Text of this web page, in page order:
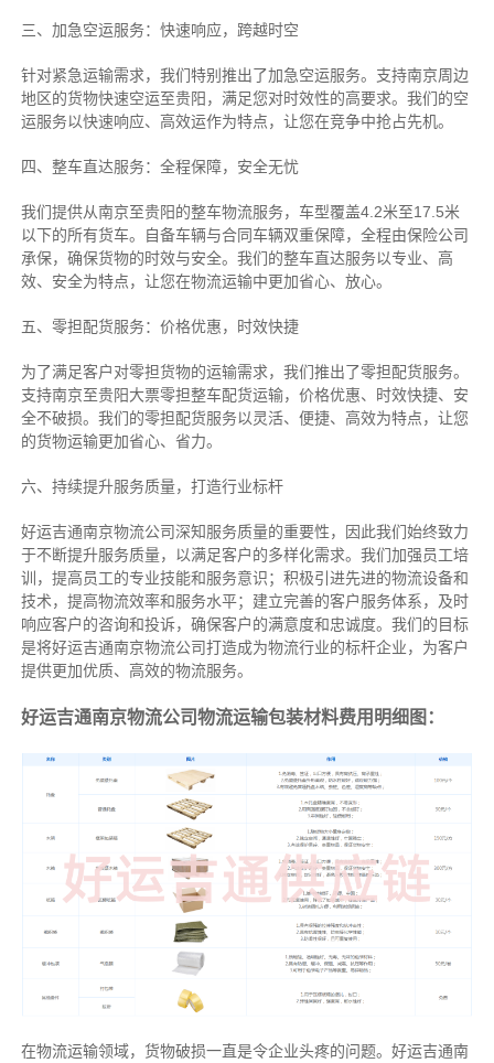
三、加急空运服务：快速响应，跨越时空
针对紧急运输需求，我们特别推出了加急空运服务。支持南京周边
地区的货物快速空运至贵阳，满足您对时效性的高要求。我们的空
运服务以快速响应、高效运作为特点，让您在竞争中抢占先机。
四、整车直达服务：全程保障，安全无忧
我们提供从南京至贵阳的整车物流服务，车型覆盖4.2米至17.5米
以下的所有货车。自备车辆与合同车辆双重保障，全程由保险公司
承保，确保货物的时效与安全。我们的整车直达服务以专业、高
效、安全为特点，让您在物流运输中更加省心、放心。
五、零担配货服务：价格优惠，时效快捷
为了满足客户对零担货物的运输需求，我们推出了零担配货服务。
支持南京至贵阳大票零担整车配货运输，价格优惠、时效快捷、安
全不破损。我们的零担配货服务以灵活、便捷、高效为特点，让您
的货物运输更加省心、省力。
六、持续提升服务质量，打造行业标杆
好运吉通南京物流公司深知服务质量的重要性，因此我们始终致力
于不断提升服务质量，以满足客户的多样化需求。我们加强员工培
训，提高员工的专业技能和服务意识；积极引进先进的物流设备和
技术，提高物流效率和服务水平；建立完善的客户服务体系，及时
响应客户的咨询和投诉，确保客户的满意度和忠诚度。我们的目标
是将好运吉通南京物流公司打造成为物流行业的标杆企业，为客户
提供更加优质、高效的物流服务。
好运吉通南京物流公司物流运输包装材料费用明细图：
在物流运输领域，货物破损一直是令企业头疼的问题。好运吉通南